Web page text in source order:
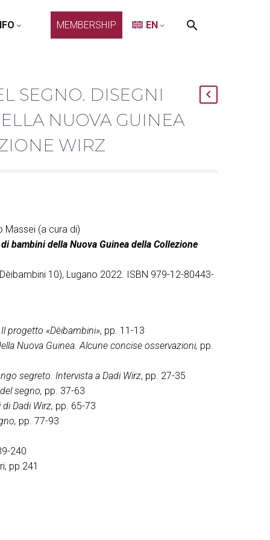
MEMBERSHIP EN
SEGNO. DISEGNI
NUOVA GUINEA
WIRZ
Massei (a cura di)
bambini della Nuova Guinea della Collezione
10), Lugano 2022. ISBN 979-12-80443-
Il progetto «Dèibambini», pp. 11-13
Nuova Guinea. Alcune concise osservazioni, pp.
segreto. Intervista a Dadi Wirz, pp. 27-35
segno, pp. 37-63
Dadi Wirz, pp. 65-73
pp. 77-93
240
pp.241